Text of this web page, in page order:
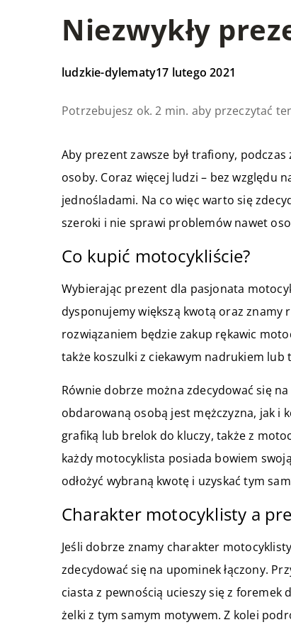
Niezwykły
ludzkie-dylematy17 lutego 2021
Potrzebujesz ok. 2 min. aby przeczytać
Aby prezent zawsze był trafiony,
osoby. Coraz więcej ludzi – bez względu
jednośladami. Na co więc warto się
szeroki i nie sprawi problemów nawet
Co kupić motocykliście?
Wybierając prezent dla pasjonata
dysponujemy większą kwotą oraz
rozwiązaniem będzie zakup rękawic
także koszulki z ciekawym nadrukiem lub
Równie dobrze można zdecydować się
obdarowaną osobą jest mężczyzna, jak i
grafiką lub brelok do kluczy, także z
każdy motocyklista posiada bowiem
odłożyć wybraną kwotę i uzyskać tym
Charakter motocyklisty a
Jeśli dobrze znamy charakter
zdecydować się na upominek łączony.
ciasta z pewnością ucieszy się z foremek
żelki z tym samym motywem. Z kolei